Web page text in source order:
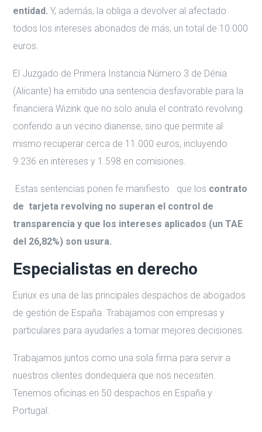
entidad. Y, además, la obliga a devolver al afectado
todos los intereses abonados de más, un total de 10.000
euros.
El Juzgado de Primera Instancia Número 3 de Dénia
(Alicante) ha emitido una sentencia desfavorable para la
financiera Wizink que no solo anula el contrato revolving
conferido a un vecino dianense, sino que permite al
mismo recuperar cerca de 11.000 euros, incluyendo
9.236 en intereses y 1.598 en comisiones.
Estas sentencias ponen fe manifiesto que los contrato
de tarjeta revolving no superan el control de
transparencia y que los intereses aplicados (un TAE
del 26,82%) son usura.
Especialistas en derecho
Euriux es una de las principales despachos de abogados
de gestión de España. Trabajamos con empresas y
particulares para ayudarles a tomar mejores decisiones.
Trabajamos juntos como una sola firma para servir a
nuestros clientes dondequiera que nos necesiten.
Tenemos oficinas en 50 despachos en España y
Portugal.